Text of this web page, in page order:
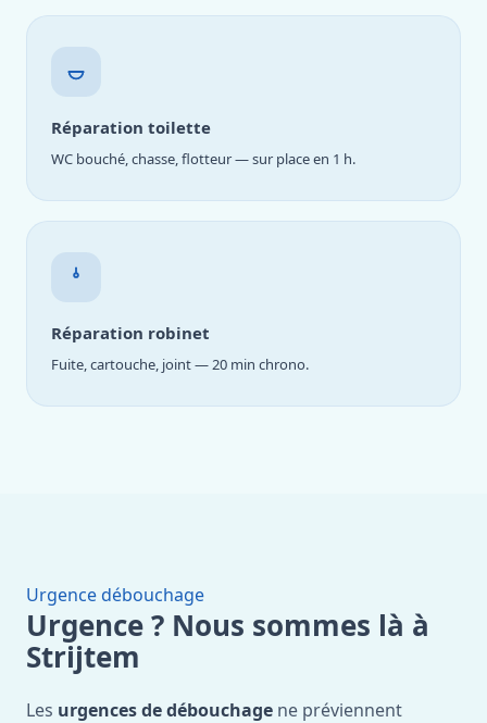
Réparation toilette
WC bouché, chasse, flotteur — sur place en 1 h.
Réparation robinet
Fuite, cartouche, joint — 20 min chrono.
Urgence débouchage
Urgence ? Nous sommes là à
Strijtem
Les urgences de débouchage ne préviennent